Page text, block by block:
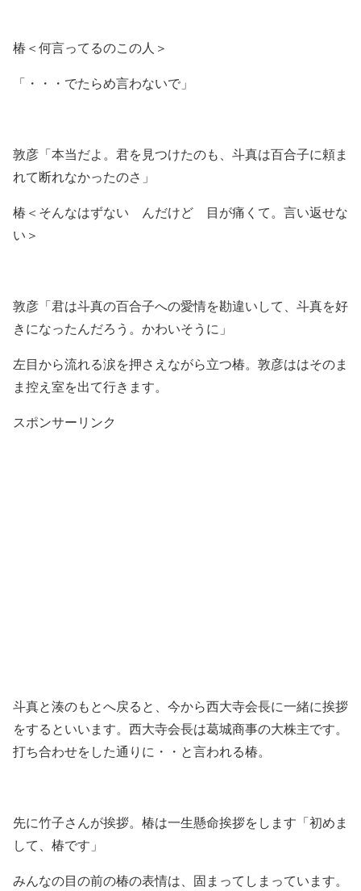
椿＜何言ってるのこの人＞
「・・・でたらめ言わないで」
敦彦「本当だよ。君を見つけたのも、斗真は百合子に頼ま
れて断れなかったのさ」
椿＜そんなはずない んだけど 目が痛くて。言い返せな
い＞
敦彦「君は斗真の百合子への愛情を勘違いして、斗真を好
きになったんだろう。かわいそうに」
左目から流れる涙を押さえながら立つ椿。敦彦ははそのま
ま控え室を出て行きます。
スポンサーリンク
斗真と湊のもとへ戻ると、今から西大寺会長に一緒に挨拶
をするといいます。西大寺会長は葛城商事の大株主です。
打ち合わせをした通りに・・と言われる椿。
先に竹子さんが挨拶。椿は一生懸命挨拶をします「初めま
して、椿です」
みんなの目の前の椿の表情は、固まってしまっています。